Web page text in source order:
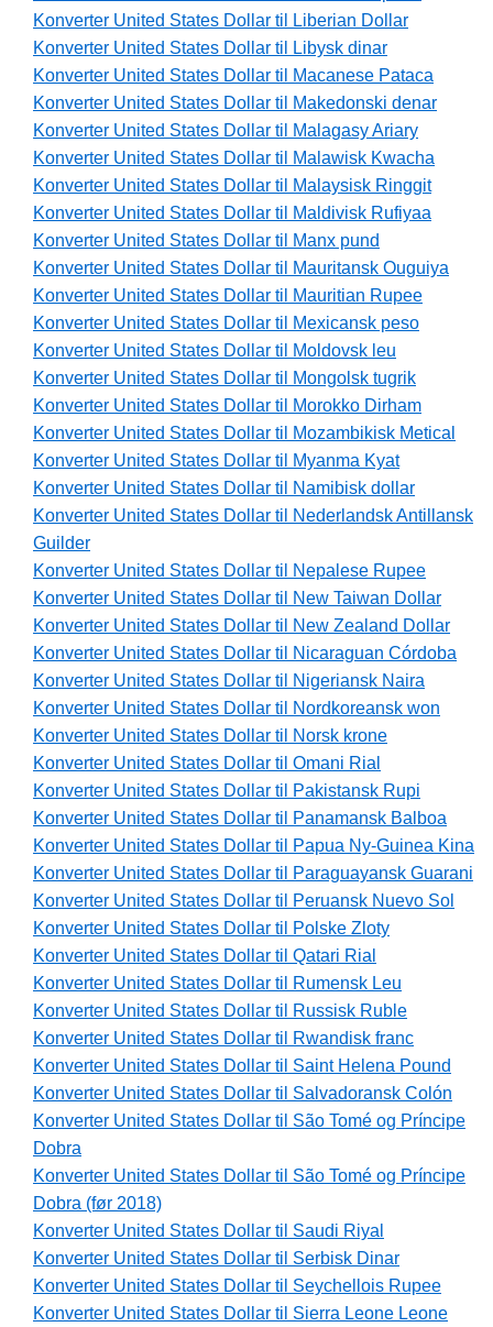
Konverter United States Dollar til Liberian Dollar
Konverter United States Dollar til Libysk dinar
Konverter United States Dollar til Macanese Pataca
Konverter United States Dollar til Makedonski denar
Konverter United States Dollar til Malagasy Ariary
Konverter United States Dollar til Malawisk Kwacha
Konverter United States Dollar til Malaysisk Ringgit
Konverter United States Dollar til Maldivisk Rufiyaa
Konverter United States Dollar til Manx pund
Konverter United States Dollar til Mauritansk Ouguiya
Konverter United States Dollar til Mauritian Rupee
Konverter United States Dollar til Mexicansk peso
Konverter United States Dollar til Moldovsk leu
Konverter United States Dollar til Mongolsk tugrik
Konverter United States Dollar til Morokko Dirham
Konverter United States Dollar til Mozambikisk Metical
Konverter United States Dollar til Myanma Kyat
Konverter United States Dollar til Namibisk dollar
Konverter United States Dollar til Nederlandsk Antillansk
Guilder
Konverter United States Dollar til Nepalese Rupee
Konverter United States Dollar til New Taiwan Dollar
Konverter United States Dollar til New Zealand Dollar
Konverter United States Dollar til Nicaraguan Córdoba
Konverter United States Dollar til Nigeriansk Naira
Konverter United States Dollar til Nordkoreansk won
Konverter United States Dollar til Norsk krone
Konverter United States Dollar til Omani Rial
Konverter United States Dollar til Pakistansk Rupi
Konverter United States Dollar til Panamansk Balboa
Konverter United States Dollar til Papua Ny-Guinea Kina
Konverter United States Dollar til Paraguayansk Guarani
Konverter United States Dollar til Peruansk Nuevo Sol
Konverter United States Dollar til Polske Zloty
Konverter United States Dollar til Qatari Rial
Konverter United States Dollar til Rumensk Leu
Konverter United States Dollar til Russisk Ruble
Konverter United States Dollar til Rwandisk franc
Konverter United States Dollar til Saint Helena Pound
Konverter United States Dollar til Salvadoransk Colón
Konverter United States Dollar til São Tomé og Príncipe
Dobra
Konverter United States Dollar til São Tomé og Príncipe
Dobra (før 2018)
Konverter United States Dollar til Saudi Riyal
Konverter United States Dollar til Serbisk Dinar
Konverter United States Dollar til Seychellois Rupee
Konverter United States Dollar til Sierra Leone Leone